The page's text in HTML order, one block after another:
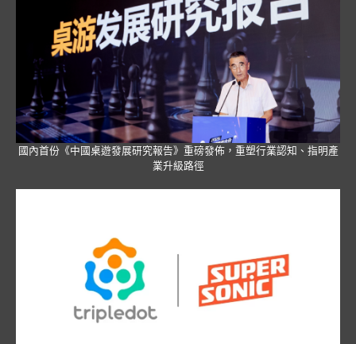
國內首份《中國桌遊發展研究報告》重磅發佈，重塑行業認知、指明產
業升級路徑